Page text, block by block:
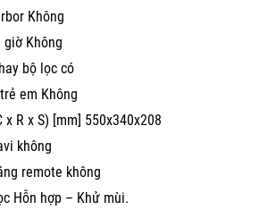
Không
giờ Không
bộ lọc có
em Không
x R x S) [mm] 550x340x208
không
remote không
Hỗn hợp – Khử mùi.